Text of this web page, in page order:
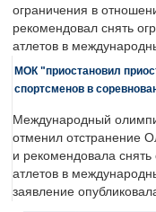
ограничения в
рекомендовал снять
атлетов в
МОК "приостановил
спортсменов в
Международный
отменил отстранение
и рекомендовала снять
атлетов в
заявление